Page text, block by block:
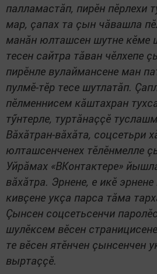
палламастăп, пирӗн пӗрлехи
мар, çапах та çын чăвашла
манăн юлташсен шутне кӗме
тесен сайтра тăван чӗлхепе
пирӗнле вулаймансене ман
пулмӗ-тӗр тесе шутлатăп.
пӗлменнисем кăштахран
тӳнтерле, туртăнаççӗ
Вăхăтран-вăхăта, соцсетьри
юлташсенченех тӗлӗнмелле
Уйрăмах «ВКонтактере»
вăхăтра. Эрнене, е икӗ
кивçене укçа парса тăма
Çынсен соцсетьсенчи
шулӗксем вӗсен
те вӗсен ятӗнчен çынсенчен
выртаççӗ.